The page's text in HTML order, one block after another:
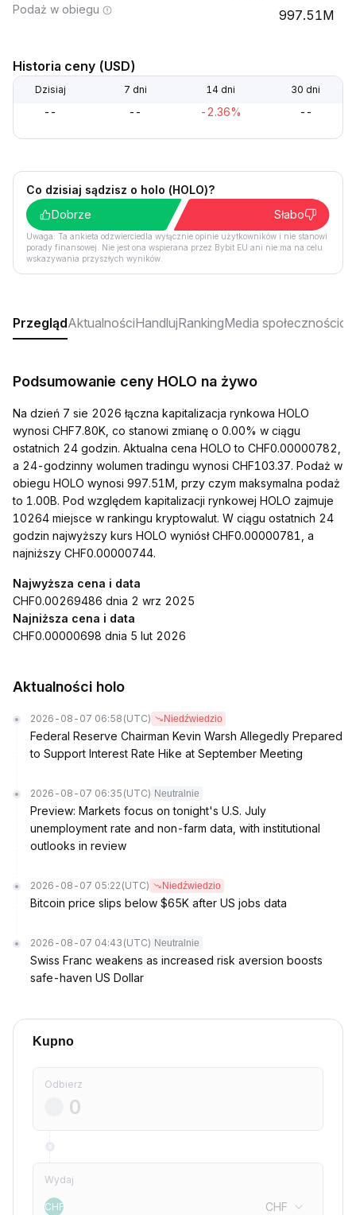
Podaż w obiegu 997.51M
Historia ceny (USD)
Dzisiaj 7 dni 14 dni 30 dni
-- -- -2.36% --
Co dzisiaj sądzisz o holo (HOLO)?
Dobrze
Słabo
Uwaga: Ta ankieta odzwierciedla wyłącznie opinie użytkowników i nie stanowi
porady finansowej. Nie jest ona wspierana przez Bybit EU ani nie ma na celu
wskazywania przyszłych wyników.
PrzeglądAktualnościHandlujRankingMedia
Podsumowanie ceny HOLO na żywo
Na dzień 7 sie 2026 łączna kapitalizacja rynkowa HOLO
wynosi CHF7.80K, co stanowi zmianę o 0.00% w ciągu
ostatnich 24 godzin. Aktualna cena HOLO to CHF0.00000782,
a 24-godzinny wolumen tradingu wynosi CHF103.37. Podaż w
obiegu HOLO wynosi 997.51M, przy czym maksymalna podaż
to 1.00B. Pod względem kapitalizacji rynkowej HOLO zajmuje
10264 miejsce w rankingu kryptowalut. W ciągu ostatnich 24
godzin najwyższy kurs HOLO wyniósł CHF0.00000781, a
najniższy CHF0.00000744.
Najwyższa cena i data
CHF0.00269486 dnia 2 wrz 2025
Najniższa cena i data
CHF0.00000698 dnia 5 lut 2026
Aktualności holo
2026-08-07 06:58 (UTC) Niedźwiedzio
Federal Reserve Chairman Kevin Warsh Allegedly Prepared
to Support Interest Rate Hike at September Meeting
2026-08-07 06:35 (UTC) Neutralnie
Preview: Markets focus on tonight's U.S. July
unemployment rate and non-farm data, with institutional
outlooks in review
2026-08-07 05:22 (UTC) Niedźwiedzio
Bitcoin price slips below $65K after US jobs data
2026-08-07 04:43 (UTC) Neutralnie
Swiss Franc weakens as increased risk aversion boosts
safe-haven US Dollar
Kupno
Odbierz
Wydaj
CHF CHF